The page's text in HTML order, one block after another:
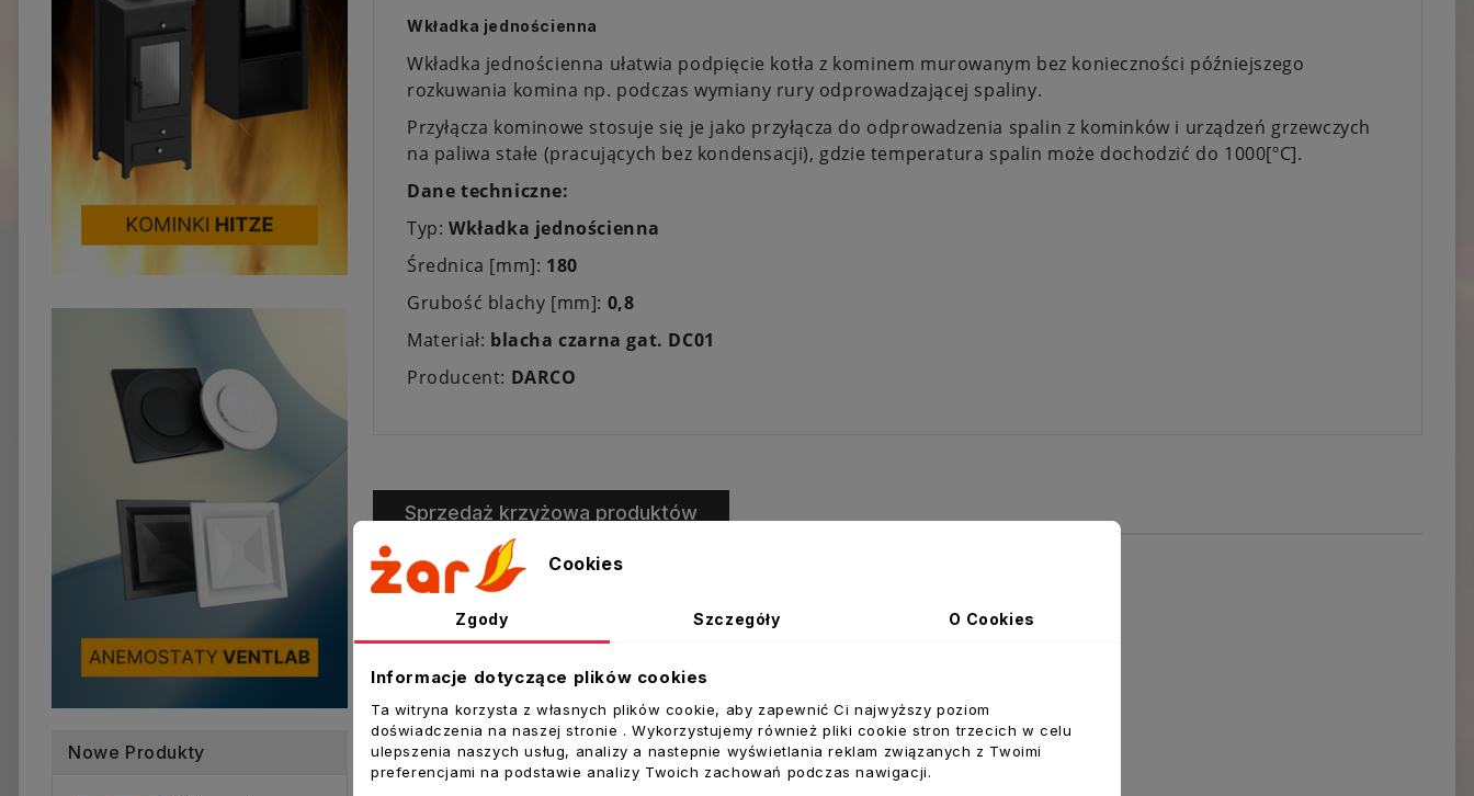
Nowe Produkty
Wkładka jednościenna
Wkładka jednościenna ułatwia podpięcie kotła z kominem murowanym bez konieczności późniejszego
rozkuwania komina np. podczas wymiany rury odprowadzającej spaliny.
Przyłącza kominowe stosuje się je jako przyłącza do odprowadzenia spalin z kominków i urządzeń grzewczych
na paliwa stałe (pracujących bez kondensacji), gdzie temperatura spalin może dochodzić do 1000[ºC].
Dane techniczne:
Typ: Wkładka jednościenna
Średnica [mm]: 180
Grubość blachy [mm]: 0,8
Materiał: blacha czarna gat. DC01
Producent: DARCO
Sprzedaż krzyżowa produktów
Cookies
Zgody Szczegóły O Cookies
Informacje dotyczące plików cookies
Ta witryna korzysta z własnych plików cookie, aby zapewnić Ci najwyższy poziom
doświadczenia na naszej stronie . Wykorzystujemy również pliki cookie stron trzecich w celu
ulepszenia naszych usług, analizy a nastepnie wyświetlania reklam związanych z Twoimi
preferencjami na podstawie analizy Twoich zachowań podczas nawigacji.